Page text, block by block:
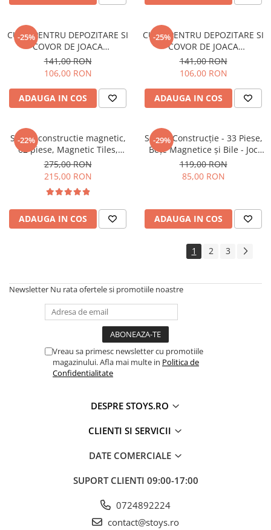
-25%
CUTIE PENTRU DEPOZITARE SI
COVOR DE JOACA
INTERACTIVA- TEMA SAH
141,00 RON
106,00 RON
ADAUGA IN COS
-25%
CUTIE PENTRU DEPOZITARE SI
COVOR DE JOACA
INTERACTIVA- TEMA SPATIU
COSMIC
141,00 RON
106,00 RON
ADAUGA IN COS
-22%
Set de constructie magnetic,
62 piese, Magnetic Tiles,
Multicolore de forme
geometrice diferite, 2D, 3D
275,00 RON
215,00 RON
ADAUGA IN COS
-29%
Set de Construcție - 33 Piese,
Bețe Magnetice și Bile - Joc
Magnetic Educativ și Creativ
pentru Copii
119,00 RON
85,00 RON
ADAUGA IN COS
1 2 3
Newsletter Nu rata ofertele si promotiile noastre
Vreau sa primesc newsletter cu promotiile
magazinului. Afla mai multe in Politica de
Confidentialitate
DESPRE STOYS.RO
CLIENTI SI SERVICII
DATE COMERCIALE
SUPORT CLIENTI 09:00-17:00
0724892224
contact@stoys.ro